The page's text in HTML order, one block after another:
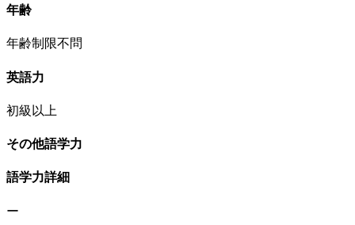
年齢
年齢制限不問
英語力
初級以上
その他語学力
語学力詳細
ー